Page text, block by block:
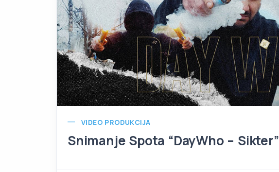
VIDEO PRODUKCIJA
Snimanje Spota “DayWho – Sikter”